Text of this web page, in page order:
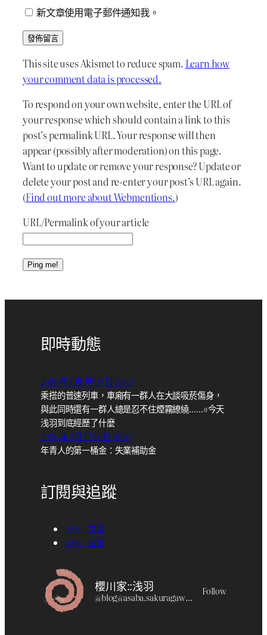
新文章使用電子郵件通知我。
This site uses Akismet to reduce spam. Learn how
your comment data is processed.
To respond on your own website, enter the URL of
your response which should contain a link to this
post’s permalink URL. Your response will then
appear (possibly after moderation) on this page.
Want to update or remove your response? Update or
delete your post and re-enter your post’s URL again.
(Find out more about Webmentions.)
URL/Permalink of your article
即時動態
2026 年 6月 月 09 日 23:45
乘搭的普速列車，車廂有一群人在大談吸菸傷身，
與此同時還有一群人總是忍不住煙霧繚繞……#今天
浅羽到底經歷了什麼
2026 年 5月 月 14 日 18:30
年青人的第一桶金：失業補助金
訂閱與追蹤
RSS – 文章
RSS – 留言
櫻川家::浅羽
@blog@asaba.sakuragawa.moe Follow